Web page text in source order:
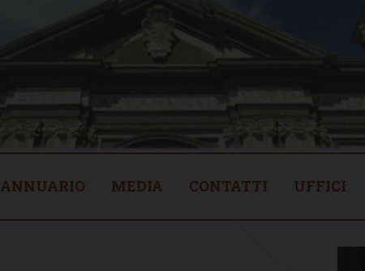
ANNUARIO MEDIA CONTATTI UFFICI